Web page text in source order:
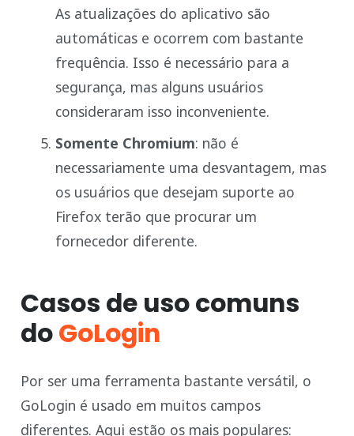
As atualizações do aplicativo são
automáticas e ocorrem com bastante
frequência. Isso é necessário para a
segurança, mas alguns usuários
consideraram isso inconveniente.
Somente Chromium: não é
necessariamente uma desvantagem, mas
os usuários que desejam suporte ao
Firefox terão que procurar um
fornecedor diferente.
Casos de uso comuns
doGoLogin
Por ser uma ferramenta bastante versátil, o
GoLogin é usado em muitos campos
diferentes. Aqui estão os mais populares: